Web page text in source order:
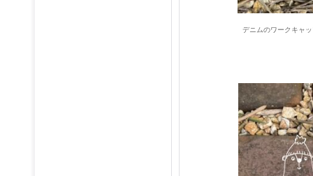
デニムのワークキャ